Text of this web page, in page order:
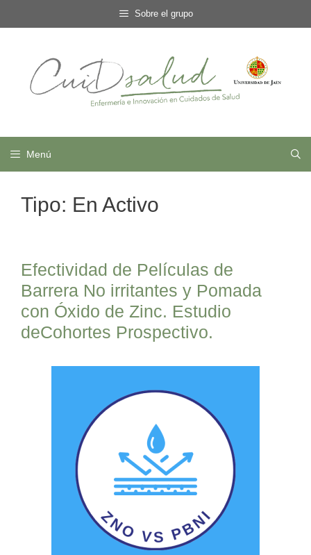
al
Sobre el grupo
Menú
Tipo: En Activo
Efectividad de Películas de
Barrera No irritantes y Pomada
con Óxido de Zinc. Estudio
deCohortes Prospectivo.